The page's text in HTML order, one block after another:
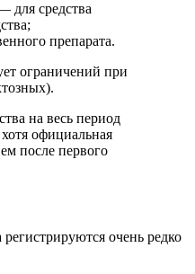
для средства
препарата.
ограничений при
на весь период
официальная
после первого
очень редко